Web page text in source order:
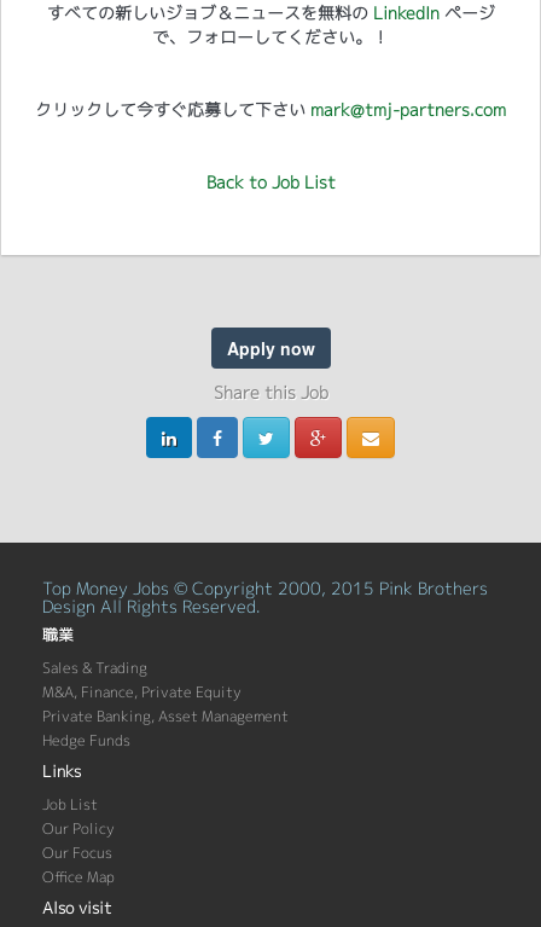
すべての新しいジョブ＆ニュースを無料の LinkedInページ
で、フォローしてください。！
クリックして今すぐ応募して下さい mark@tmj-partners.com
Back to Job List
Apply now
Share this Job
Top Money Jobs © Copyright 2000, 2015 Pink Brothers
Design All Rights Reserved.
職業
Sales & Trading
M&A, Finance, Private Equity
Private Banking, Asset Management
Hedge Funds
Links
Job List
Our Policy
Our Focus
Office Map
Also visit